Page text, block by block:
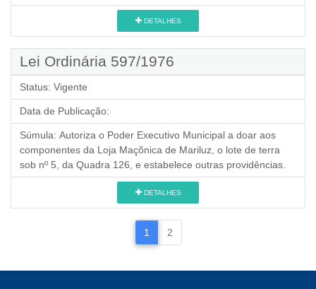
DETALHES
Lei Ordinária 597/1976
Status: Vigente
Data de Publicação:
Súmula: Autoriza o Poder Executivo Municipal a doar aos
componentes da Loja Maçõnica de Mariluz, o lote de terra
sob nº 5, da Quadra 126, e estabelece outras providências.
DETALHES
1 2